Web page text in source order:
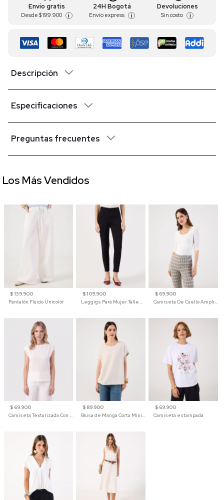
Envío gratis
Desde $ 199.900 i
24H Bogotá
Envío express i
Devoluciones
Sin costo i
Descripción
Especificaciones
Preguntas frecuentes
$ 139.900
Pantalón Fluido Unicolor
$ 109.900
Leggigs Para Mujer Talle Alto Liso
$ 69.900
Camiseta De Cuello Amplio Y Manga 3/4 Para Mujer
$ 69.900
Camiseta Texturizada Con Hombro Caído Para Mujer
$ 89.900
Blusa de Manga Corta Minimalista para Mujer
$ 69.900
Camiseta estampada
Los Más Vendidos